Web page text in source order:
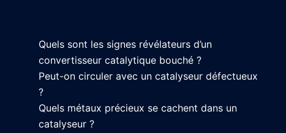
Quels sont les signes révélateurs d’un
convertisseur catalytique bouché ?
Peut-on circuler avec un catalyseur défectueux
?
Quels métaux précieux se cachent dans un
catalyseur ?